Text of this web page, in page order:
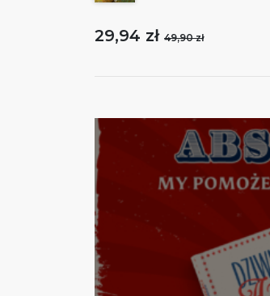
29,94 zł 49,90 zł